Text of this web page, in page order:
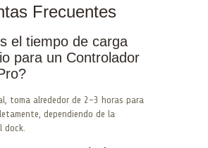
Frecuentes
el tiempo de carga
para un Controlador
toma alrededor de 2-3 horas para
dependiendo de la
dock.